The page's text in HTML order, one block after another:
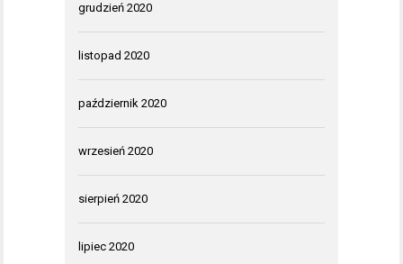
grudzień 2020
listopad 2020
październik 2020
wrzesień 2020
sierpień 2020
lipiec 2020